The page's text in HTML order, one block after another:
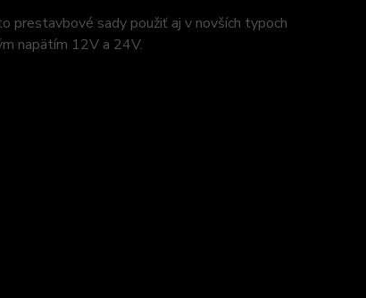
prestavbové sady použiť aj v novších typoch
napätím 12V a 24V.